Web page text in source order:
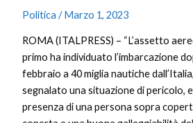
Politica /Marzo 1, 2023
ROMA (ITALPRESS) – “L’assetto
primo ha individuato l’imbarcazione
febbraio a 40 miglia nautiche
segnalato una situazione di pericolo,
presenza di una persona sopra